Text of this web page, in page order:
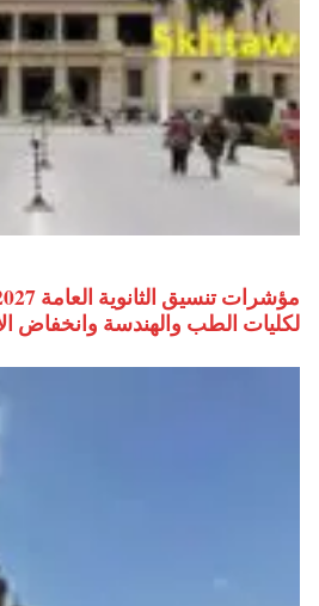
لكليات الطب والهندسة وانخفاض